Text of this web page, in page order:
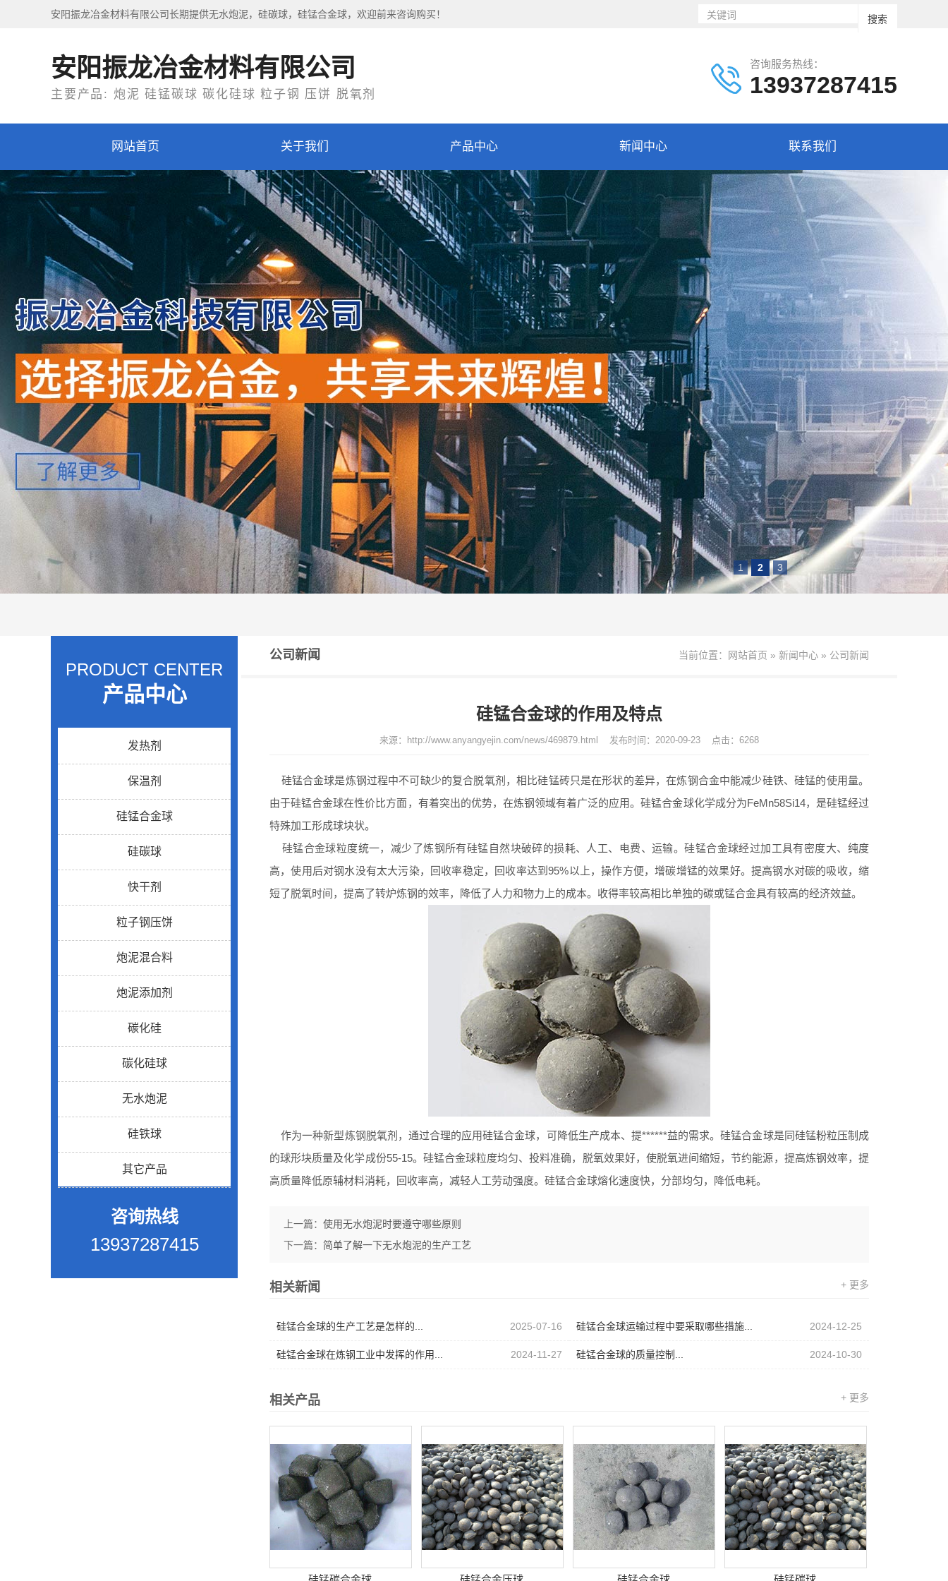
安阳振龙冶金材料有限公司长期提供无水炮泥，硅碳球，硅锰合金球，欢迎前来咨询购买！
咨询服务热线：
13937287415
安阳振龙冶金材料有限公司
主要产品: 炮泥 硅锰碳球 碳化硅球 粒子钢 压饼 脱氧剂
网站首页 关于我们 产品中心 新闻中心 联系我们
1 2 3
PRODUCT CENTER
产品中心
发热剂
保温剂
硅锰合金球
硅碳球
快干剂
粒子钢压饼
炮泥混合料
炮泥添加剂
碳化硅
碳化硅球
无水炮泥
硅铁球
其它产品
咨询热线
13937287415
公司新闻 当前位置： 网站首页 » 新闻中心 » 公司新闻
硅锰合金球的作用及特点
来源： http://www.anyangyejin.com/news/469879.html 发布时间：2020-09-23 点击：6268
硅锰合金球是炼钢过程中不可缺少的复合脱氧剂，相比硅锰砖只是在形状的差异，在炼钢合金中能减少硅铁、硅锰的使用量。
由于硅锰合金球在性价比方面，有着突出的优势，在炼钢领域有着广泛的应用。硅锰合金球化学成分为FeMn58Si14，是硅锰经过
特殊加工形成球块状。
硅锰合金球粒度统一，减少了炼钢所有硅锰自然块破碎的损耗、人工、电费、运输。硅锰合金球经过加工具有密度大、纯度
高，使用后对钢水没有太大污染，回收率稳定，回收率达到95%以上，操作方便，增碳增锰的效果好。提高钢水对碳的吸收，缩
短了脱氧时间，提高了转炉炼钢的效率，降低了人力和物力上的成本。收得率较高相比单独的碳或锰合金具有较高的经济效益。
作为一种新型炼钢脱氧剂，通过合理的应用硅锰合金球，可降低生产成本、提******益的需求。硅锰合金球是同硅锰粉粒压制成
的球形块质量及化学成份55-15。硅锰合金球粒度均匀、投料准确，脱氧效果好，使脱氧进间缩短，节约能源，提高炼钢效率，提
高质量降低原辅材料消耗，回收率高，减轻人工劳动强度。硅锰合金球熔化速度快，分部均匀，降低电耗。
上一篇： 使用无水炮泥时要遵守哪些原则
下一篇： 简单了解一下无水炮泥的生产工艺
相关新闻 + 更多
2025-07-16
硅锰合金球的生产工艺是怎样的... 2024-12-25
硅锰合金球运输过程中要采取哪些措施...
2024-11-27
硅锰合金球在炼钢工业中发挥的作用... 2024-10-30
硅锰合金球的质量控制...
相关产品 + 更多